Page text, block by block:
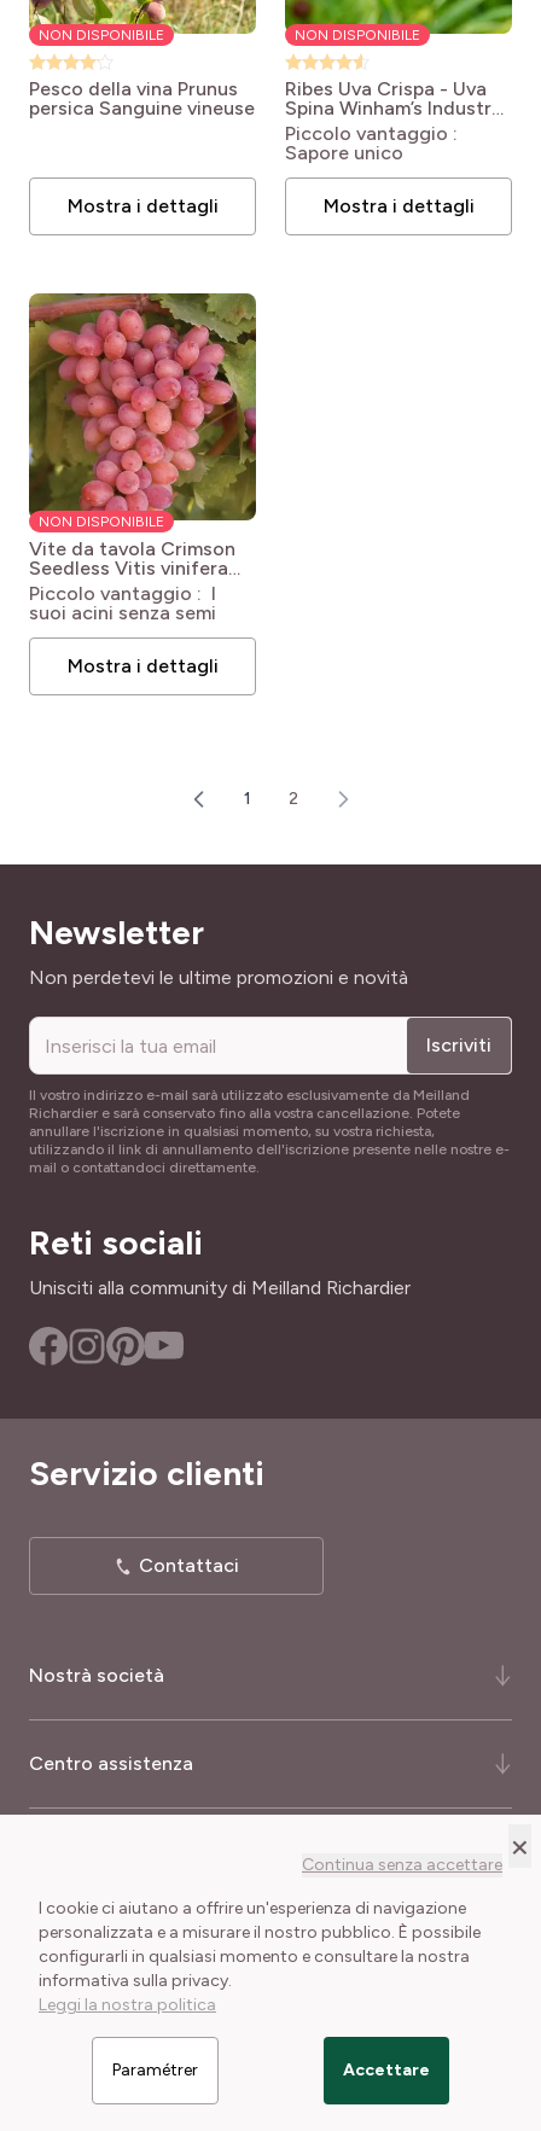
×
Continua senza accettare
I cookie ci aiutano a offrire un'esperienza di navigazione
personalizzata e a misurare il nostro pubblico. È possibile
configurarli in qualsiasi momento e consultare la nostra
informativa sulla privacy.
Leggi la nostra politica
Paramétrer Accettare
Filtrer les articles
NON DISPONIBILE
Pesco della vina Prunus
persica Sanguine vineuse
Mostra i dettagli
NON DISPONIBILE
Ribes Uva Crispa - Uva
Spina Winham’s Industry
Ribes uva-crispa
Winham's Industry
Piccolo vantaggio :
Sapore unico
Mostra i dettagli
NON DISPONIBILE
Vite da tavola Crimson
Seedless Vitis vinifera
Crimson Seedless
Piccolo vantaggio : I
suoi acini senza semi
Mostra i dettagli
Pagina
1 Attualmente stai leggendo la
2
Newsletter
Indirizzo email
Non perdetevi le ultime promozioni e novità
Iscriviti
Il vostro indirizzo e-mail sarà utilizzato esclusivamente da Meilland
Richardier e sarà conservato fino alla vostra cancellazione. Potete
annullare l'iscrizione in qualsiasi momento, su vostra richiesta,
utilizzando il link di annullamento dell'iscrizione presente nelle nostre e-
mail o contattandoci direttamente.
Reti sociali
Unisciti alla community di Meilland Richardier
Nostrà società
Meilland International
Centro assistenza
Consegna e Spese di Spedizione
Buoni regalo
Le nostre garanzie
Giornalisti
Rivenditori Meilland
Servizio clienti
Contattaci
Condizioni generali di vendita
Note legali
Cookies e trattamento dei dati personali